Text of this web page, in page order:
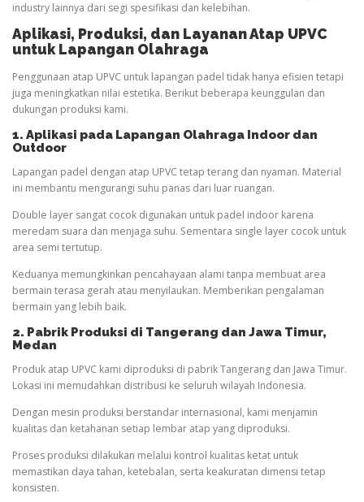
industry lainnya dari segi spesifikasi dan kelebihan.
Aplikasi, Produksi, dan Layanan Atap UPVC
untuk Lapangan Olahraga
Penggunaan atap UPVC untuk lapangan padel tidak hanya efisien tetapi
juga meningkatkan nilai estetika. Berikut beberapa keunggulan dan
dukungan produksi kami.
1. Aplikasi pada Lapangan Olahraga Indoor dan
Outdoor
Lapangan padel dengan atap UPVC tetap terang dan nyaman. Material
ini membantu mengurangi suhu panas dari luar ruangan.
Double layer sangat cocok digunakan untuk padel indoor karena
meredam suara dan menjaga suhu. Sementara single layer cocok untuk
area semi tertutup.
Keduanya memungkinkan pencahayaan alami tanpa membuat area
bermain terasa gerah atau menyilaukan. Memberikan pengalaman
bermain yang lebih baik.
2. Pabrik Produksi di Tangerang dan Jawa Timur,
Medan
Produk atap UPVC kami diproduksi di pabrik Tangerang dan Jawa Timur.
Lokasi ini memudahkan distribusi ke seluruh wilayah Indonesia.
Dengan mesin produksi berstandar internasional, kami menjamin
kualitas dan ketahanan setiap lembar atap yang diproduksi.
Proses produksi dilakukan melalui kontrol kualitas ketat untuk
memastikan daya tahan, ketebalan, serta keakuratan dimensi tetap
konsisten.